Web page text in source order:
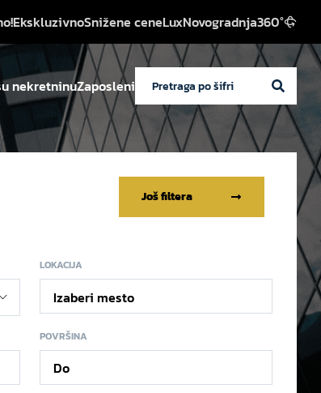
EkskluzivnoSnižene ceneLuxNovogradnja360°
nekretninuZaposleni
Još filtera
LOKACIJA
Izaberi mesto
POVRŠINA